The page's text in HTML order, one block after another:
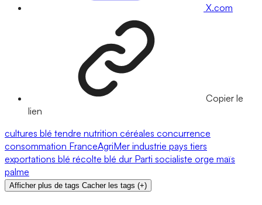
X.com
Copier le
lien
cultures blé tendre nutrition céréales concurrence
consommation FranceAgriMer industrie pays tiers
exportations blé récolte blé dur Parti socialiste orge maïs
palme
Afficher plus de tags Cacher les tags (+)